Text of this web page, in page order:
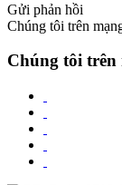
Gửi phản hồi
Chúng tôi trên
Chúng tôi trên